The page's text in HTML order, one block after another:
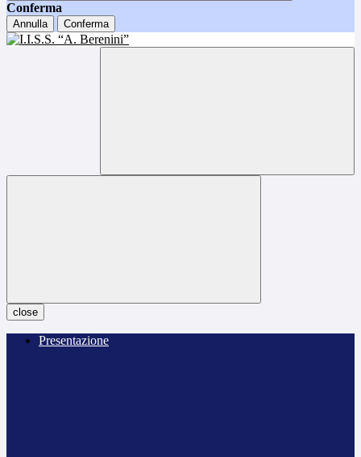
Conferma
Annulla Conferma
close
Presentazione